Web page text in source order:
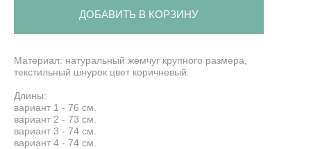
ДОБАВИТЬ В КОРЗИНУ
Материал: натуральный жемчуг крупного размера,
текстильный шнурок цвет коричневый.
Длины:
вариант 1 - 76 см.
вариант 2 - 73 см.
вариант 3 - 74 см.
вариант 4 - 74 см.